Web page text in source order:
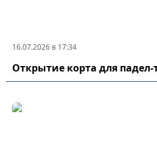
16.07.2026 в 17:34
Открытие корта для падел-